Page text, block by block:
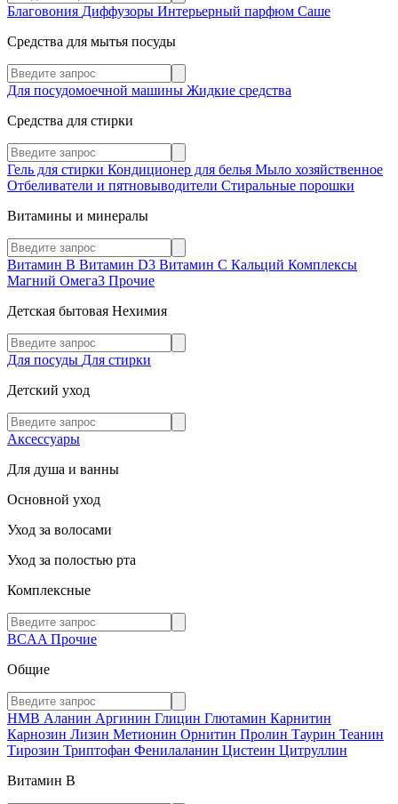
Благовония Диффузоры Интерьерный парфюм Саше
Средства для мытья посуды
Для посудомоечной машины Жидкие средства
Средства для стирки
Гель для стирки Кондиционер для белья Мыло хозяйственное
Отбеливатели и пятновыводители Стиральные порошки
Витамины и минералы
Витамин В Витамин D3 Витамин С Кальций Комплексы
Магний Омега3 Прочие
Детская бытовая Нехимия
Для посуды Для стирки
Детский уход
Аксессуары
Для душа и ванны
Основной уход
Уход за волосами
Уход за полостью рта
Комплексные
BCAA Прочие
Общие
HMB Аланин Аргинин Глицин Глютамин Карнитин
Карнозин Лизин Метионин Орнитин Пролин Таурин Теанин
Тирозин Триптофан Фенилаланин Цистеин Цитруллин
Витамин В